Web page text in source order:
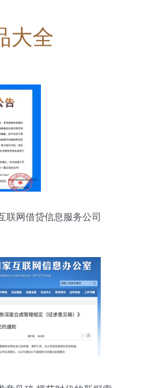
大全
联网借贷信息服务公司